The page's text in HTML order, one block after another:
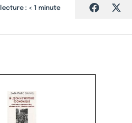
lecture : < 1 minute